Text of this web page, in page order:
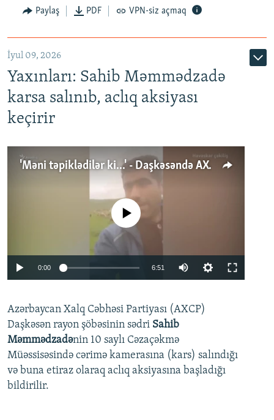
Paylaş PDF VPN-siz açmaq
İyul 09, 2026
Yaxınları: Sahib Məmmədzadə
karsa salınıb, aclıq aksiyası
keçirir
'Məni təpiklədilər ki...' - Daşkəsəndə AXCP fəalının yaxınları onun həbsinə etiraz edirlər
Auto 240p 360p
720p 1080p
No media source currently available
0:00 6:51
360p
720p
1080p
Azərbaycan Xalq Cəbhəsi Partiyası (AXCP)
Daşkəsən rayon şöbəsinin sədri Sahib
Məmmədzadənin 10 saylı Cəzaçəkmə
Müəssisəsində cərimə kamerasına (kars) salındığı
və buna etiraz olaraq aclıq aksiyasına başladığı
bildirilir.